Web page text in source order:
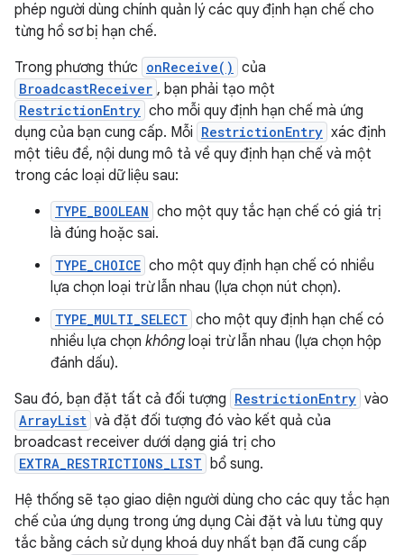
phép người dùng chính quản lý các quy định hạn chế cho
từng hồ sơ bị hạn chế.
Trong phương thức onReceive() của
BroadcastReceiver , bạn phải tạo một
RestrictionEntry cho mỗi quy định hạn chế mà ứng
dụng của bạn cung cấp. Mỗi RestrictionEntry xác định
một tiêu đề, nội dung mô tả về quy định hạn chế và một
trong các loại dữ liệu sau:
TYPE_BOOLEAN cho một quy tắc hạn chế có giá trị
là đúng hoặc sai.
TYPE_CHOICE cho một quy định hạn chế có nhiều
lựa chọn loại trừ lẫn nhau (lựa chọn nút chọn).
TYPE_MULTI_SELECT cho một quy định hạn chế có
nhiều lựa chọn không loại trừ lẫn nhau (lựa chọn hộp
đánh dấu).
Sau đó, bạn đặt tất cả đối tượng RestrictionEntry vào
ArrayList và đặt đối tượng đó vào kết quả của
broadcast receiver dưới dạng giá trị cho
EXTRA_RESTRICTIONS_LIST bổ sung.
Hệ thống sẽ tạo giao diện người dùng cho các quy tắc hạn
chế của ứng dụng trong ứng dụng Cài đặt và lưu từng quy
tắc bằng cách sử dụng khoá duy nhất bạn đã cung cấp